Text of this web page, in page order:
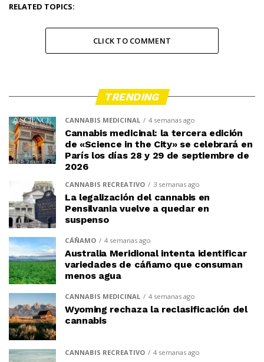
RELATED TOPICS:
CLICK TO COMMENT
TRENDING
CANNABIS MEDICINAL 4 semanas ago
Cannabis medicinal: la tercera edición
de «Science in the City» se celebrará en
París los días 28 y 29 de septiembre de
2026
CANNABIS RECREATIVO 3 semanas ago
La legalización del cannabis en
Pensilvania vuelve a quedar en
suspenso
CÁÑAMO 4 semanas ago
Australia Meridional intenta identificar
variedades de cáñamo que consuman
menos agua
CANNABIS MEDICINAL 4 semanas ago
Wyoming rechaza la reclasificación del
cannabis
CANNABIS RECREATIVO 4 semanas ago